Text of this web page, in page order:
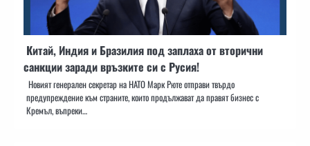
Китай, Индия и Бразилия под заплаха от вторични
санкции заради връзките си с Русия!
Новият генерален секретар на НАТО Марк Рюте отправи твърдо
предупреждение към страните, които продължават да правят бизнес с
Кремъл, въпреки…